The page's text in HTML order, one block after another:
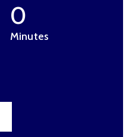
0
Minutes